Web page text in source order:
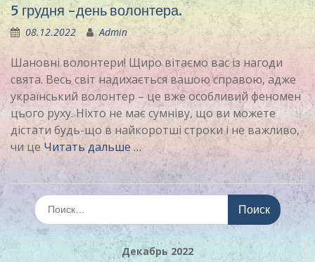
5 грудня -день волонтера.
08.12.2022 Admin
Шановні волонтери! Щиро вітаємо вас із нагоди
свята. Весь світ надихається вашою справою, адже
український волонтер – це вже особливий феномен
цього руху. Ніхто не має сумніву, що ви можете
дістати будь-що в найкоротші строки і не важливо,
чи це Читать дальше …
Искать:
Декабрь 2022